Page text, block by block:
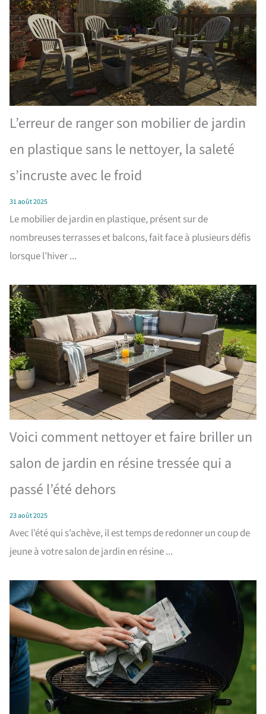
L’erreur de ranger son mobilier de jardin
en plastique sans le nettoyer, la saleté
s’incruste avec le froid
31 août 2025
Le mobilier de jardin en plastique, présent sur de
nombreuses terrasses et balcons, fait face à plusieurs défis
lorsque l’hiver ...
Voici comment nettoyer et faire briller un
salon de jardin en résine tressée qui a
passé l’été dehors
23 août 2025
Avec l’été qui s’achève, il est temps de redonner un coup de
jeune à votre salon de jardin en résine ...